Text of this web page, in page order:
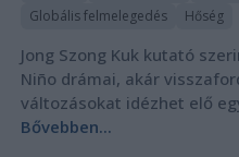
Globális felmelegedés
Hőség
Jong Szong Kuk kutató
Niño drámai, akár
változásokat idézhet elő
Bővebben...